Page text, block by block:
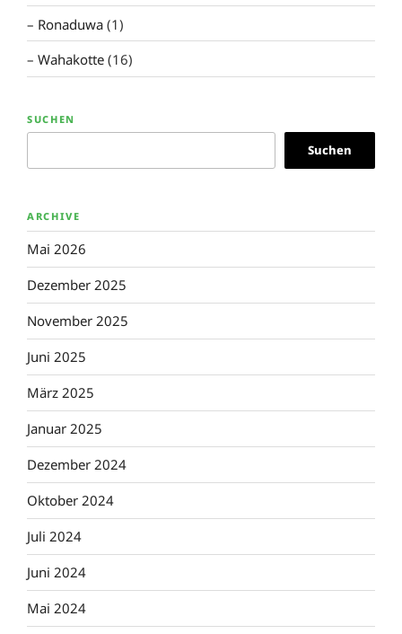
Ronaduwa (1)
Wahakotte (16)
SUCHEN
Suchen
ARCHIVE
Mai 2026
Dezember 2025
November 2025
Juni 2025
März 2025
Januar 2025
Dezember 2024
Oktober 2024
Juli 2024
Juni 2024
Mai 2024